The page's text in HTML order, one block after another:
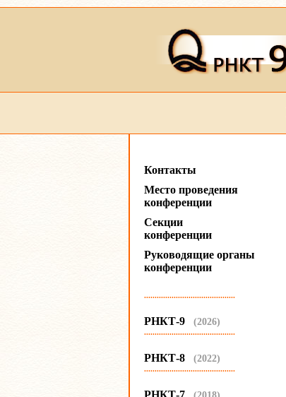
Контакты
Место проведения
конференции
Секции
конференции
Руководящие органы
конференции
...........................................
РНКТ-9 (2026)
...........................................
РНКТ-8 (2022)
...........................................
РНКТ-7